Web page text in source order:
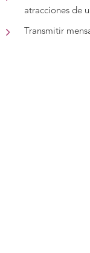
atracciones de
Transmitir